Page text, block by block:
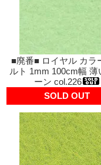
■廃番■ ロイヤル カラ
ルト 1mm 100cm幅 薄
ーン col.226
SOLD OUT